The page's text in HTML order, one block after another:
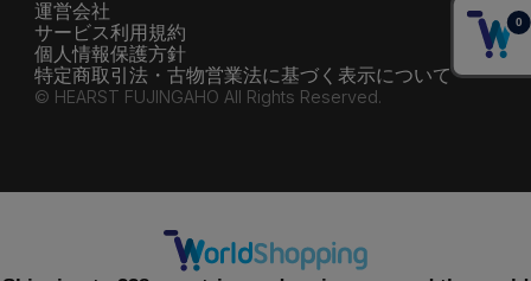
運営会社
サービス利用規約
個人情報保護方針
特定商取引法・古物営業法に基づく表示について
© HEARST FUJINGAHO All Rights Reserved.